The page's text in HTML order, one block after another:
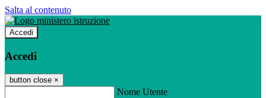
Salta al contenuto
Accedi
Accedi
button close ×
Nome Utente